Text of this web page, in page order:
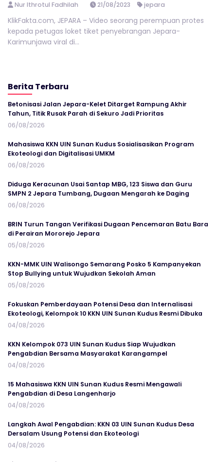
Nur Ithrotul Fadhilah 21/08/2023 jepara
KlikFakta.com, JEPARA – Video seorang perempuan protes
kepada petugas loket tiket penyebrangan Jepara-
Karimunjawa viral di...
Berita Terbaru
Betonisasi Jalan Jepara-Kelet Ditarget Rampung Akhir
Tahun, Titik Rusak Parah di Sekuro Jadi Prioritas
06/08/2026
Mahasiswa KKN UIN Sunan Kudus Sosialisasikan Program
Ekoteologi dan Digitalisasi UMKM
06/08/2026
Diduga Keracunan Usai Santap MBG, 123 Siswa dan Guru
SMPN 2 Jepara Tumbang, Dugaan Mengarah ke Daging
06/08/2026
BRIN Turun Tangan Verifikasi Dugaan Pencemaran Batu Bara
di Perairan Mororejo Jepara
05/08/2026
KKN-MMK UIN Walisongo Semarang Posko 5 Kampanyekan
Stop Bullying untuk Wujudkan Sekolah Aman
05/08/2026
Fokuskan Pemberdayaan Potensi Desa dan Internalisasi
Ekoteologi, Kelompok 10 KKN UIN Sunan Kudus Resmi Dibuka
04/08/2026
KKN Kelompok 073 UIN Sunan Kudus Siap Wujudkan
Pengabdian Bersama Masyarakat Karangampel
04/08/2026
15 Mahasiswa KKN UIN Sunan Kudus Resmi Mengawali
Pengabdian di Desa Langenharjo
04/08/2026
Langkah Awal Pengabdian: KKN 03 UIN Sunan Kudus Desa
Dersalam Usung Potensi dan Ekoteologi
04/08/2026